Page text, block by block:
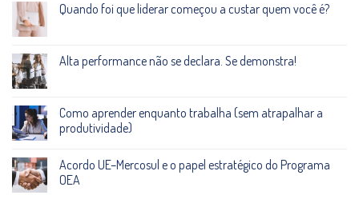
Quando foi que liderar começou a custar quem você é?
Alta performance não se declara. Se demonstra!
Como aprender enquanto trabalha (sem atrapalhar a
produtividade)
Acordo UE–Mercosul e o papel estratégico do Programa
OEA